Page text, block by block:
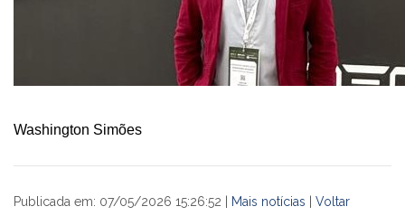
Washington Simões
Publicada em: 07/05/2026 15:26:52 | Mais notícias Voltar